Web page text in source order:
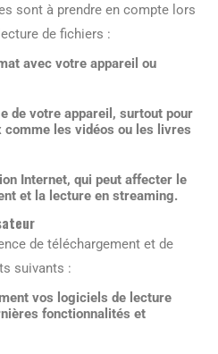
sont à prendre en compte lors
de fichiers :
avec votre appareil ou
de votre appareil, surtout pour
comme les vidéos ou les livres
Internet, qui peut affecter le
et la lecture en streaming.
de téléchargement et de
suivants :
vos logiciels de lecture
fonctionnalités et